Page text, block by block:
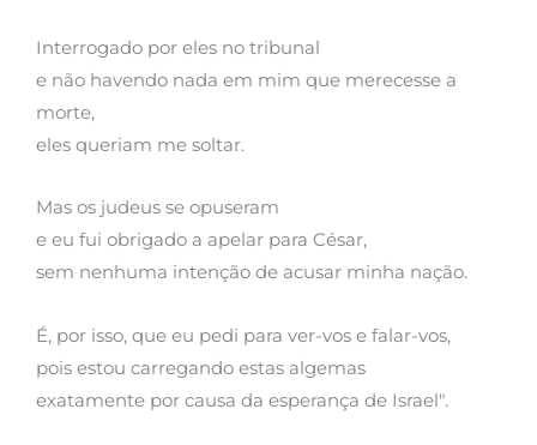
Interrogado por eles no tribunal
e não havendo nada em mim que merecesse a
morte,
eles queriam me soltar.
Mas os judeus se opuseram
e eu fui obrigado a apelar para César,
sem nenhuma intenção de acusar minha nação.
É, por isso, que eu pedi para ver-vos e falar-vos,
pois estou carregando estas algemas
exatamente por causa da esperança de Israel".